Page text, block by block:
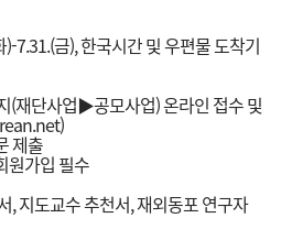
7.31.(금), 한국시간 및 우편물 도착기
(재단사업▶공모사업) 온라인 접수 및
)
제출
원가입 필수
, 지도교수 추천서, 재외동포 연구자